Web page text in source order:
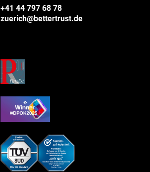
+41 44 797 68 78
zuerich@bettertrust.de